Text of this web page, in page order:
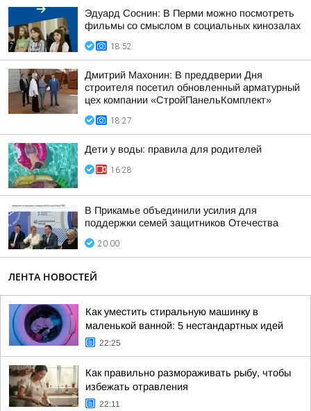
Эдуард Соснин: В Перми можно посмотреть
фильмы со смыслом в социальных кинозалах
18:52
Дмитрий Махонин: В преддверии Дня
строителя посетил обновленный арматурный
цех компании «СтройПанельКомплект»
18:27
Дети у воды: правила для родителей
16:28
В Прикамье объединили усилия для
поддержки семей защитников Отечества
20:00
ЛЕНТА НОВОСТЕЙ
Как уместить стиральную машинку в
маленькой ванной: 5 нестандартных идей
22:25
Как правильно размораживать рыбу, чтобы
избежать отравления
22:11